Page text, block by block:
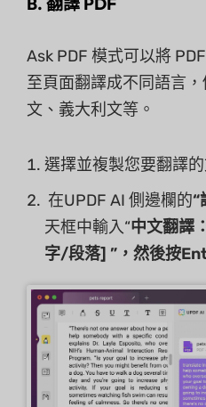
Ask PDF 模式可以將
至頁面翻譯成不同語言
文、義大利文等。
選擇並複製您要翻譯
在UPDF AI 側邊欄的“
天框中輸入“中文翻譯
字/段落] ”，然後按